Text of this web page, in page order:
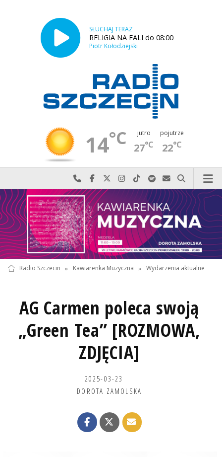
SŁUCHAJ TERAZ
RELIGIA NA FALI do 08:00
Piotr Kołodziejski
14°C jutro
27°C
pojutrze
22°C
Najlepiej po prostu do nas zadzwoń
Odwiedź nas na Facebook-u
Odwiedź nas na X
Odwiedź nas na Instagram-ie
Odwiedź nas na TikTok-u
Szukaj nas na Spotify
Wyślij do nas
Szukaj
Radio Szczecin » Kawiarenka Muzyczna » Wydarzenia aktualne
AG Carmen poleca swoją
„Green Tea” [ROZMOWA,
ZDJĘCIA]
2025-03-23
DOROTA ZAMOLSKA